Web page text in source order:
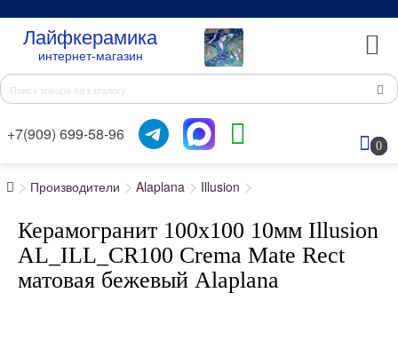
Лайфкерамика
интернет-магазин
+7(909) 699-58-96
0
Производители Alaplana Illusion
Керамогранит 100x100 10мм Illusion
AL_ILL_CR100 Crema Mate Rect
матовая бежевый Alaplana